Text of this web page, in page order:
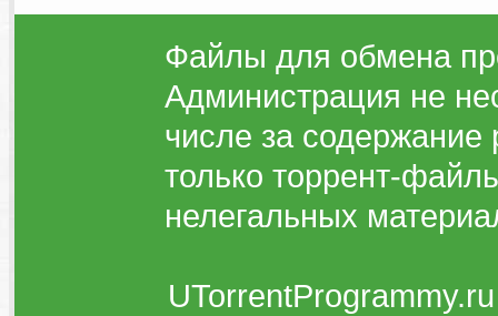
Файлы для обмена
Администрация не
числе за
только торрент-
нелегальных
UTorrentProgrammy.ru